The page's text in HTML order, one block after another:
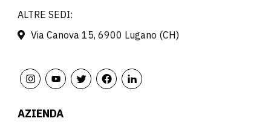
ALTRE SEDI:
Via Canova 15, 6900 Lugano (CH)
AZIENDA